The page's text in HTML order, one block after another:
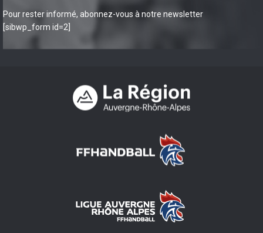
Pour rester informé, abonnez-vous à notre newsletter
[sibwp_form id=2]